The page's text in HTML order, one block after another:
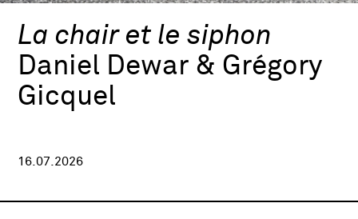
La chair et le siphon
Daniel Dewar & Grégory
Gicquel
16.07.2026